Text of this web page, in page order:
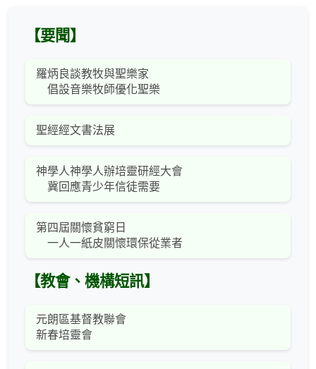
【要聞】
羅炳良談教牧與聖樂家
倡設音樂牧師優化聖樂
聖經經文書法展
神學人神學人辦培靈研經大會
冀回應青少年信徒需要
第四屆關懷貧窮日
一人一紙皮關懷環保從業者
【教會、機構短訊】
元朗區基督教聯會
新春培靈會